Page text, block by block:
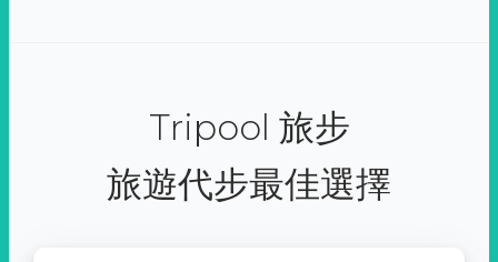
Tripool 旅步
旅遊代步最佳選擇